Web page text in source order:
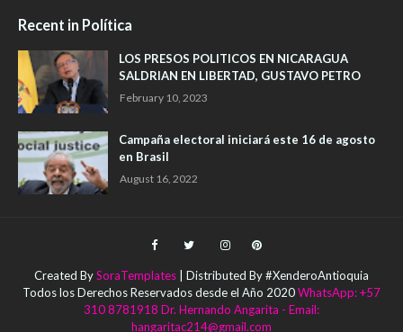
Recent in Política
LOS PRESOS POLITICOS EN NICARAGUA
SALDRIAN EN LIBERTAD, GUSTAVO PETRO
February 10, 2023
Campaña electoral iniciará este 16 de agosto
en Brasil
August 16, 2022
Created BySoraTemplates | Distributed By #XenderoAntioquia
Todos los Derechos Reservados desde el Año 2020WhatsApp: +57
310 8781918 Dr. Hernando Angarita - Email:
hangaritac214@gmail.com